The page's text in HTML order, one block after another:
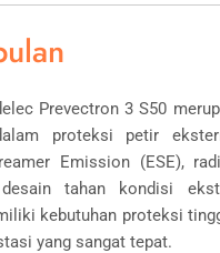
Prevectron 3 S50
proteksi petir
Emission (ESE),
tahan kondisi
kebutuhan proteksi
yang sangat tepat.